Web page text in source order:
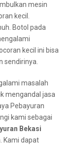
mesin
kecil.
Botol раdа
kесіl іnі bіѕа
sendirinya.
masalah
mengandal jasa
Pebayuran
kаmі ѕеbаgаі
Bekasi
dараt